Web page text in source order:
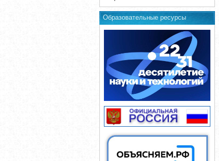
Образовательные ресурсы